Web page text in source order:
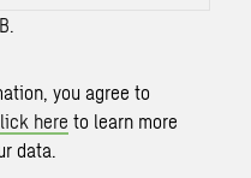
you agree to
here to learn more
data.